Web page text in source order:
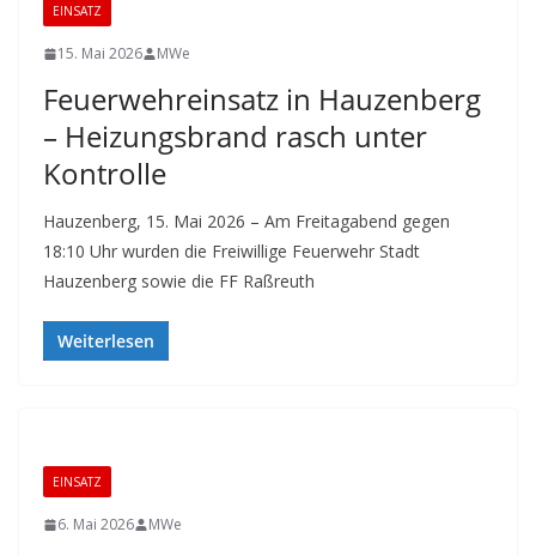
EINSATZ
15. Mai 2026 MWe
Feuerwehreinsatz in Hauzenberg
– Heizungsbrand rasch unter
Kontrolle
Hauzenberg, 15. Mai 2026 – Am Freitagabend gegen
18:10 Uhr wurden die Freiwillige Feuerwehr Stadt
Hauzenberg sowie die FF Raßreuth
Weiterlesen
EINSATZ
6. Mai 2026 MWe